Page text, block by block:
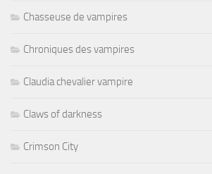
Chasseuse de vampires
Chroniques des vampires
Claudia chevalier vampire
Claws of darkness
Crimson City